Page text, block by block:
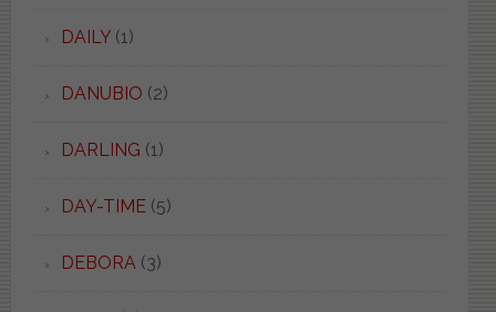
DAILY(1)
DANUBIO (2)
DARLING (1)
DAY-TIME(5)
DEBORA (3)